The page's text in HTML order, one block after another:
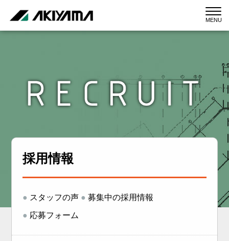
採用情報
● スタッフの声 ●募集中の採用情報
● 応募フォーム
MENU